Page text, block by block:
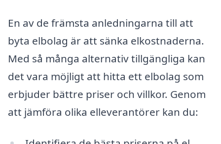
En av de främsta anledningarna till att
byta elbolag är att sänka elkostnaderna.
Med så många alternativ tillgängliga kan
det vara möjligt att hitta ett elbolag som
erbjuder bättre priser och villkor. Genom
att jämföra olika elleverantörer kan du: